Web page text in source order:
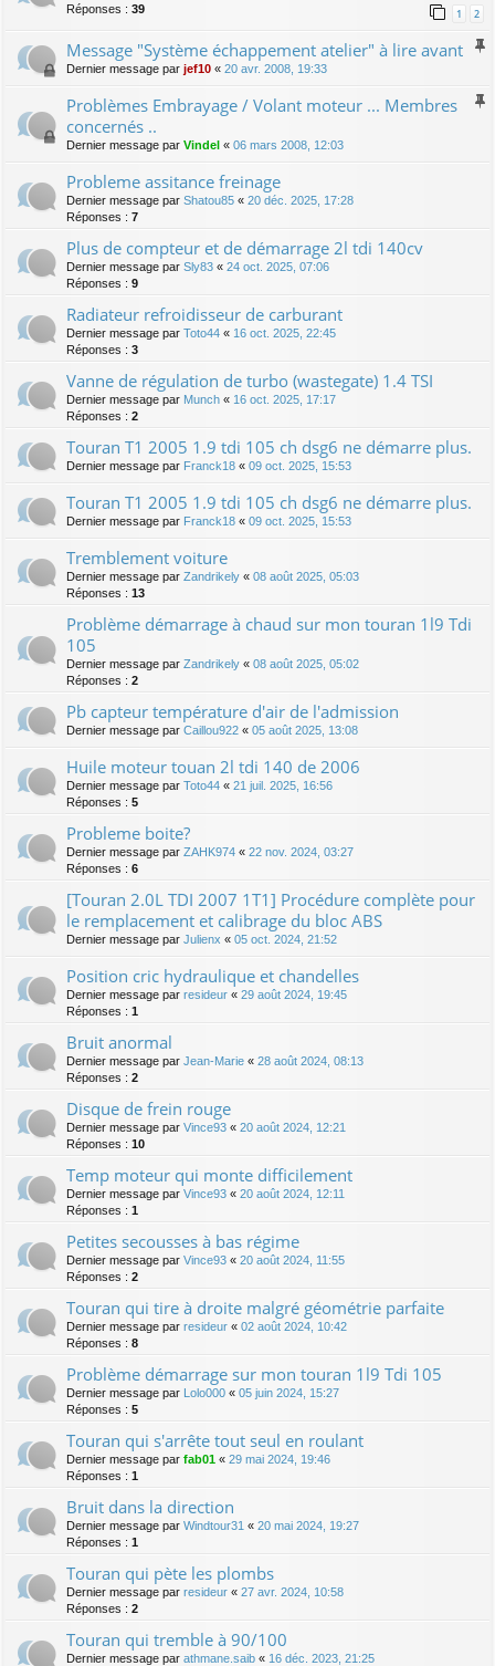
Réponses : 39 1 2
Message "Système échappement atelier" à lire avant
Dernier message par jef10 « 20 avr. 2008, 19:33
Problèmes Embrayage / Volant moteur ... Membres
concernés ..
Dernier message par Vindel « 06 mars 2008, 12:03
Probleme assitance freinage
Dernier message par Shatou85 « 20 déc. 2025, 17:28
Réponses : 7
Plus de compteur et de démarrage 2l tdi 140cv
Dernier message par Sly83 « 24 oct. 2025, 07:06
Réponses : 9
Radiateur refroidisseur de carburant
Dernier message par Toto44 « 16 oct. 2025, 22:45
Réponses : 3
Vanne de régulation de turbo (wastegate) 1.4 TSI
Dernier message par Munch « 16 oct. 2025, 17:17
Réponses : 2
Touran T1 2005 1.9 tdi 105 ch dsg6 ne démarre plus.
Dernier message par Franck18 « 09 oct. 2025, 15:53
Touran T1 2005 1.9 tdi 105 ch dsg6 ne démarre plus.
Dernier message par Franck18 « 09 oct. 2025, 15:53
Tremblement voiture
Dernier message par Zandrikely « 08 août 2025, 05:03
Réponses : 13
Problème démarrage à chaud sur mon touran 1l9 Tdi
105
Dernier message par Zandrikely « 08 août 2025, 05:02
Réponses : 2
Pb capteur température d'air de l'admission
Dernier message par Caillou922 « 05 août 2025, 13:08
Huile moteur touan 2l tdi 140 de 2006
Dernier message par Toto44 « 21 juil. 2025, 16:56
Réponses : 5
Probleme boite?
Dernier message par ZAHK974 « 22 nov. 2024, 03:27
Réponses : 6
[Touran 2.0L TDI 2007 1T1] Procédure complète pour
le remplacement et calibrage du bloc ABS
Dernier message par Julienx « 05 oct. 2024, 21:52
Position cric hydraulique et chandelles
Dernier message par resideur « 29 août 2024, 19:45
Réponses : 1
Bruit anormal
Dernier message par Jean-Marie « 28 août 2024, 08:13
Réponses : 2
Disque de frein rouge
Dernier message par Vince93 « 20 août 2024, 12:21
Réponses : 10
Temp moteur qui monte difficilement
Dernier message par Vince93 « 20 août 2024, 12:11
Réponses : 1
Petites secousses à bas régime
Dernier message par Vince93 « 20 août 2024, 11:55
Réponses : 2
Touran qui tire à droite malgré géométrie parfaite
Dernier message par resideur « 02 août 2024, 10:42
Réponses : 8
Problème démarrage sur mon touran 1l9 Tdi 105
Dernier message par Lolo000 « 05 juin 2024, 15:27
Réponses : 5
Touran qui s'arrête tout seul en roulant
Dernier message par fab01 « 29 mai 2024, 19:46
Réponses : 1
Bruit dans la direction
Dernier message par Windtour31 « 20 mai 2024, 19:27
Réponses : 1
Touran qui pète les plombs
Dernier message par resideur « 27 avr. 2024, 10:58
Réponses : 2
Touran qui tremble à 90/100
Dernier message par athmane.saib « 16 déc. 2023, 21:25